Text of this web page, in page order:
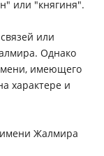
или "княгиня".
или
Однако
имеющего
характере и
Жалмира